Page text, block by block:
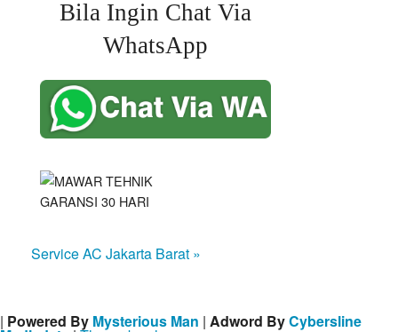
Bila Ingin Chat Via
WhatsApp
Service AC Jakarta Barat »
| Powered By Mysterious Man | Adword ByCybersline